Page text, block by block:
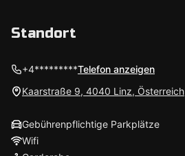
Standort
+4*********Telefon anzeigen
Kaarstraße 9, 4040 Linz, Österreich
Gebührenpflichtige Parkplätze
Wifi